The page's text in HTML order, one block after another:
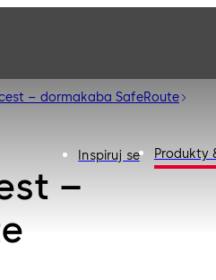
Inspiruj se Produkty
– dormakaba SafeRoute
–